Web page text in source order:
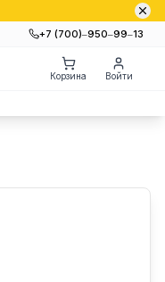
+7 (700)‒950‒99‒13
Корзина Войти